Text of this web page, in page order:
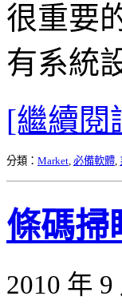
很重要
有系統
[繼續閱
分類： Market, 必備軟體,
條碼掃
2010 年